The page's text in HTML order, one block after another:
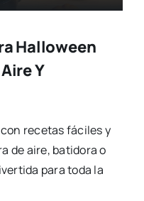
Halloween
Y
recetas fáciles y
de aire, batidora o
para toda la